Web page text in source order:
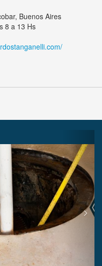
Buenos Aires
8 a 13 Hs